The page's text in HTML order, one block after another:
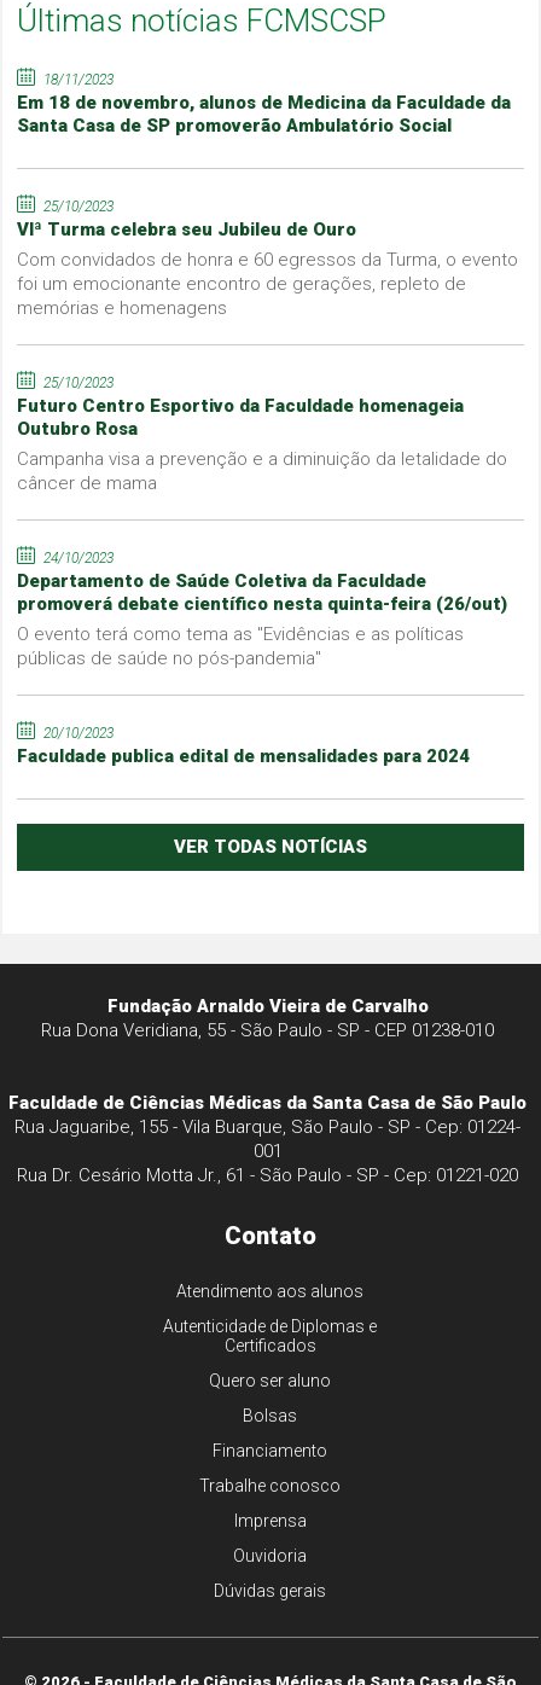
Últimas notícias FCMSCSP
18/11/2023
Em 18 de novembro, alunos de Medicina da Faculdade da
Santa Casa de SP promoverão Ambulatório Social
25/10/2023
VIª Turma celebra seu Jubileu de Ouro
Com convidados de honra e 60 egressos da Turma, o evento
foi um emocionante encontro de gerações, repleto de
memórias e homenagens
25/10/2023
Futuro Centro Esportivo da Faculdade homenageia
Outubro Rosa
Campanha visa a prevenção e a diminuição da letalidade do
câncer de mama
24/10/2023
Departamento de Saúde Coletiva da Faculdade
promoverá debate científico nesta quinta-feira (26/out)
O evento terá como tema as "Evidências e as políticas
públicas de saúde no pós-pandemia"
20/10/2023
Faculdade publica edital de mensalidades para 2024
VER TODAS NOTÍCIAS
Fundação Arnaldo Vieira de Carvalho
Rua Dona Veridiana, 55 - São Paulo - SP - CEP 01238-010
Faculdade de Ciências Médicas da Santa Casa de São Paulo
Rua Jaguaribe, 155 - Vila Buarque, São Paulo - SP - Cep: 01224-
001
Rua Dr. Cesário Motta Jr., 61 - São Paulo - SP - Cep: 01221-020
Contato
Atendimento aos alunos
Autenticidade de Diplomas e
Certificados
Quero ser aluno
Bolsas
Financiamento
Trabalhe conosco
Imprensa
Ouvidoria
Dúvidas gerais